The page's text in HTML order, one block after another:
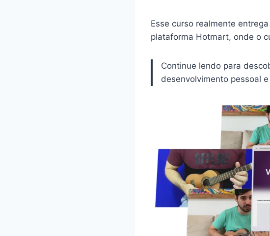
Esse curso realmente
plataforma Hotmart, onde o
Continue lendo para
desenvolvimento pessoal